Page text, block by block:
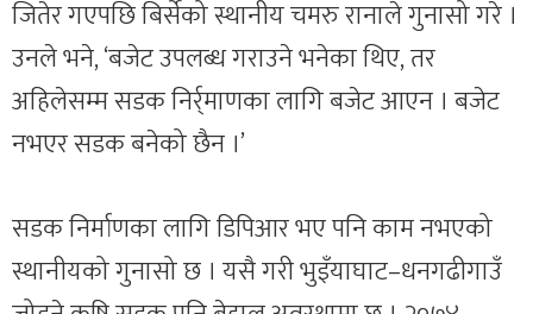
जितेर गएपछि बिर्सेको स्थानीय चमरु रानाले गुनासो गरे ।
उनले भने, ‘बजेट उपलब्ध गराउने भनेका थिए, तर
अहिलेसम्म सडक निर्र्माणका लागि बजेट आएन । बजेट
नभएर सडक बनेको छैन ।’
सडक निर्माणका लागि डिपिआर भए पनि काम नभएको
स्थानीयको गुनासो छ । यसै गरी भुइँयाघाट–धनगढीगाउँ